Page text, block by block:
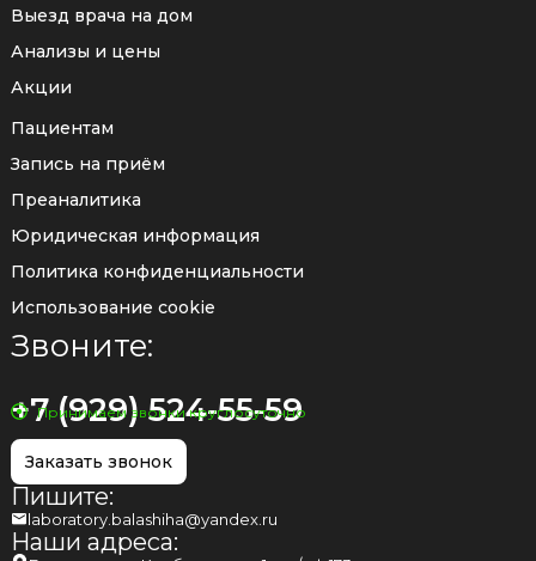
Выезд врача на дом
Анализы и цены
Акции
Пациентам
Запись на приём
Преаналитика
Юридическая информация
Политика конфиденциальности
Использование cookie
Звоните:
+7 (929) 524-55-59
Принимаем звонки круглосуточно
Заказать звонок
Пишите:
laboratory.balashiha@yandex.ru
Наши адреса: